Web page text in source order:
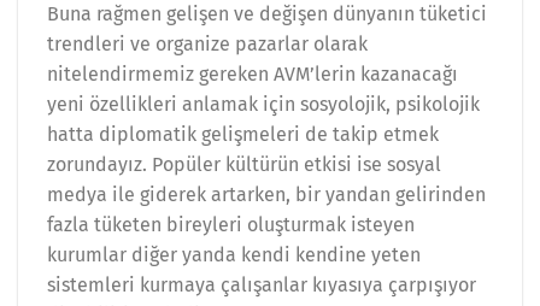
Buna rağmen gelişen ve değişen dünyanın tüketici
trendleri ve organize pazarlar olarak
nitelendirmemiz gereken AVM’lerin kazanacağı
yeni özellikleri anlamak için sosyolojik, psikolojik
hatta diplomatik gelişmeleri de takip etmek
zorundayız. Popüler kültürün etkisi ise sosyal
medya ile giderek artarken, bir yandan gelirinden
fazla tüketen bireyleri oluşturmak isteyen
kurumlar diğer yanda kendi kendine yeten
sistemleri kurmaya çalışanlar kıyasıya çarpışıyor